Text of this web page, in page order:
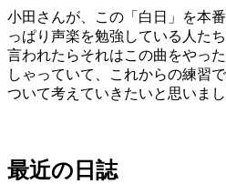
小田さんが、この「白日」を本
っぱり声楽を勉強している人た
言われたらそれはこの曲をやっ
しゃっていて、これからの練習
ついて考えていきたいと思いまし
最近の日誌